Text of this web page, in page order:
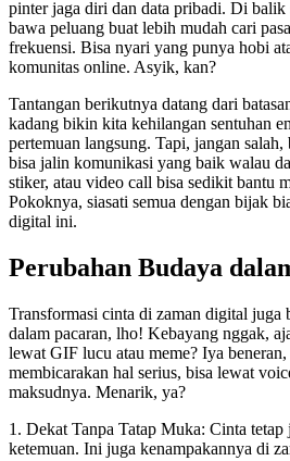
pinter jaga diri dan data pribadi. Di
bawa peluang buat lebih mudah cari
frekuensi. Bisa nyari yang punya hobi
komunitas online. Asyik, kan?
Tantangan berikutnya datang dari
kadang bikin kita kehilangan sentuhan
pertemuan langsung. Tapi, jangan
bisa jalin komunikasi yang baik walau
stiker, atau video call bisa sedikit bantu
Pokoknya, siasati semua dengan bijak
digital ini.
Perubahan Budaya
Transformasi cinta di zaman digital juga
dalam pacaran, lho! Kebayang nggak,
lewat GIF lucu atau meme? Iya
membicarakan hal serius, bisa lewat
maksudnya. Menarik, ya?
1. Dekat Tanpa Tatap Muka: Cinta
ketemuan. Ini juga kenampakannya di